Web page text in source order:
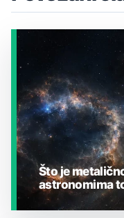
Što je
astronomima